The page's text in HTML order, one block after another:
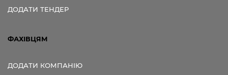
ДОДАТИ ТЕНДЕР
ФАХІВЦЯМ
ДОДАТИ КОМПАНІЮ